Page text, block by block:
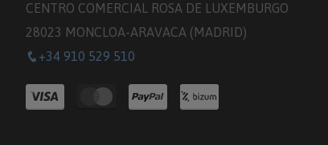
CENTRO COMERCIAL ROSA DE LUXEMBURGO
28023 MONCLOA-ARAVACA (MADRID)
+34 910 529 510